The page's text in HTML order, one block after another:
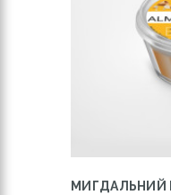
МИГДАЛЬНИЙ